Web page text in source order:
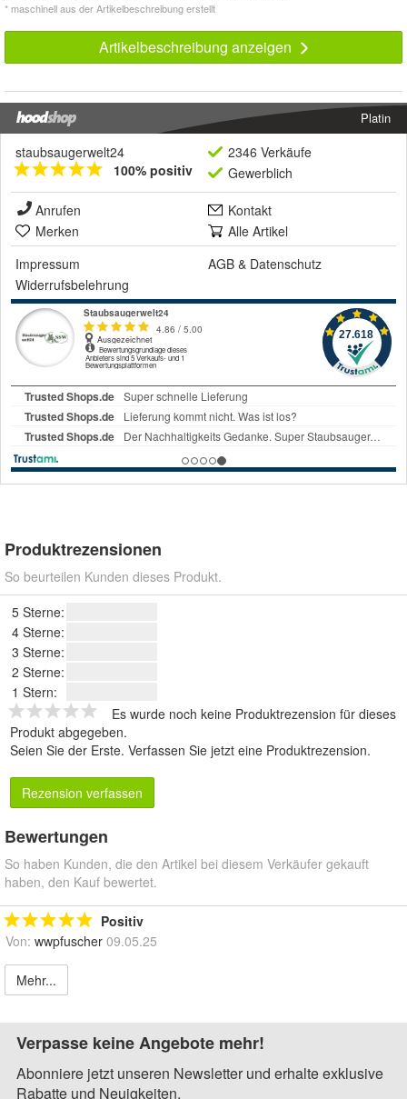
* maschinell aus der Artikelbeschreibung erstellt
Artikelbeschreibung anzeigen
Platin
staubsaugerwelt24
100% positiv
2346 Verkäufe
Gewerblich
Anrufen
Kontakt
Merken
Alle Artikel
Impressum
AGB & Datenschutz
Widerrufsbelehrung
Produktrezensionen
So beurteilen Kunden dieses Produkt.
5 Sterne:
4 Sterne:
3 Sterne:
2 Sterne:
1 Stern:
Es wurde noch keine Produktrezension für dieses
Produkt abgegeben.
Seien Sie der Erste. Verfassen Sie jetzt eine Produktrezension.
Rezension verfassen
Bewertungen
So haben Kunden, die den Artikel bei diesem Verkäufer gekauft
haben, den Kauf bewertet.
Positiv
Von: wwpfuscher 09.05.25
Mehr...
Verpasse keine Angebote mehr!
Abonniere jetzt unseren Newsletter und erhalte exklusive
Rabatte und Neuigkeiten.